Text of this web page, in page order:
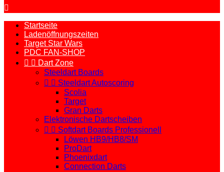

Startseite
Ladenöffnungszeiten
Target Star Wars
PDC FAN-SHOP
  Dart Zone
Steeldart Boards
  Steeldart Autoscoring
Scolia
Target
Gran Darts
Elektronische Dartscheiben
  Softdart Boards Professionell
Löwen HB9/HB8/SM
ProDart
Phoenixdart
Connection Darts